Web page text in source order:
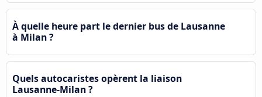
À quelle heure part le dernier bus de Lausanne
à Milan ?
Quels autocaristes opèrent la liaison
Lausanne-Milan ?